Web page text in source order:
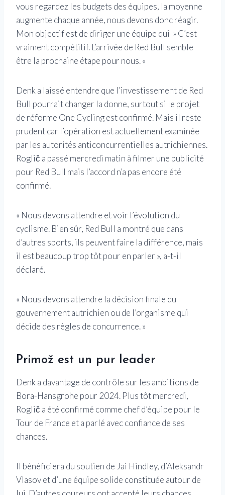
vous regardez les budgets des équipes, la moyenne
augmente chaque année, nous devons donc réagir.
Mon objectif est de diriger une équipe qui » C’est
vraiment compétitif. L’arrivée de Red Bull semble
être la prochaine étape pour nous. «
Denk a laissé entendre que l’investissement de Red
Bull pourrait changer la donne, surtout si le projet
de réforme One Cycling est confirmé. Mais il reste
prudent car l’opération est actuellement examinée
par les autorités anticoncurrentielles autrichiennes.
Roglič a passé mercredi matin à filmer une publicité
pour Red Bull mais l’accord n’a pas encore été
confirmé.
« Nous devons attendre et voir l’évolution du
cyclisme. Bien sûr, Red Bull a montré que dans
d’autres sports, ils peuvent faire la différence, mais
il est beaucoup trop tôt pour en parler », a-t-il
déclaré.
« Nous devons attendre la décision finale du
gouvernement autrichien ou de l’organisme qui
décide des règles de concurrence. »
Primož est un pur leader
Denk a davantage de contrôle sur les ambitions de
Bora-Hansgrohe pour 2024. Plus tôt mercredi,
Roglič a été confirmé comme chef d’équipe pour le
Tour de France et a parlé avec confiance de ses
chances.
Il bénéficiera du soutien de Jai Hindley, d’Aleksandr
Vlasov et d’une équipe solide constituée autour de